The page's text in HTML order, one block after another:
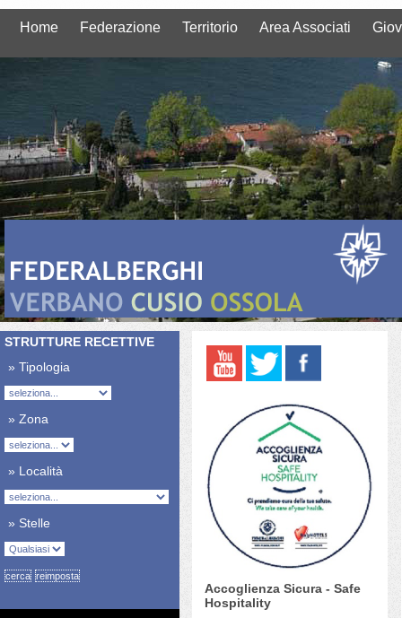
Home Federazione Territorio Area Associati
STRUTTURE RECETTIVE
» Tipologia
» Zona
» Località
» Stelle
Accoglienza Sicura - Safe
Hospitality